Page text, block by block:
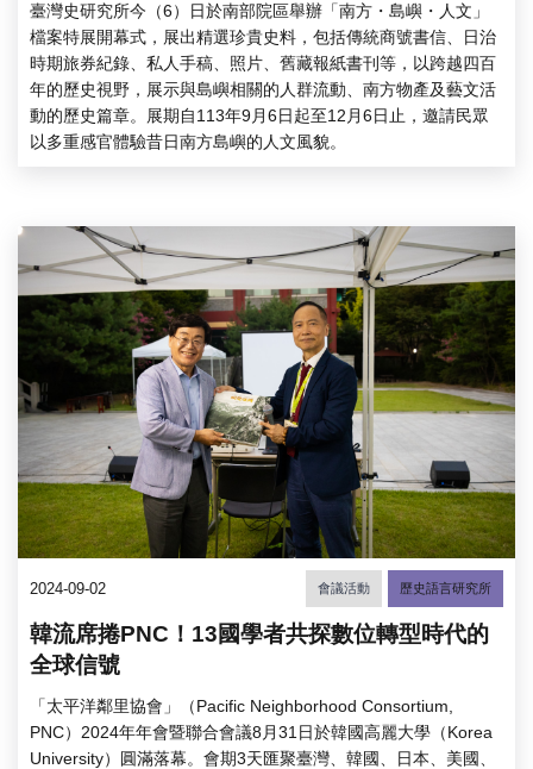
臺灣史研究所今（6）日於南部院區舉辦「南方・島嶼・人文」
檔案特展開幕式，展出精選珍貴史料，包括傳統商號書信、日治
時期旅券紀錄、私人手稿、照片、舊藏報紙書刊等，以跨越四百
年的歷史視野，展示與島嶼相關的人群流動、南方物產及藝文活
動的歷史篇章。展期自113年9月6日起至12月6日止，邀請民眾
以多重感官體驗昔日南方島嶼的人文風貌。
2024-09-02 會議活動 歷史語言研究所
韓流席捲PNC！13國學者共探數位轉型時代的
全球信號
「太平洋鄰里協會」（Pacific Neighborhood Consortium,
PNC）2024年年會暨聯合會議8月31日於韓國高麗大學（Korea
University）圓滿落幕。會期3天匯聚臺灣、韓國、日本、美國、